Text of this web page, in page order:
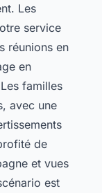
Les
service
réunions en
en
familles
avec une
de
et vues
est